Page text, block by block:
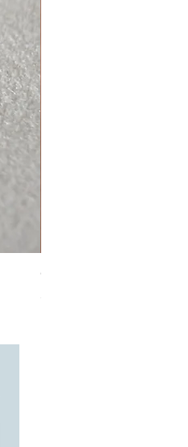
Collier Amour
Prix
58,00 €